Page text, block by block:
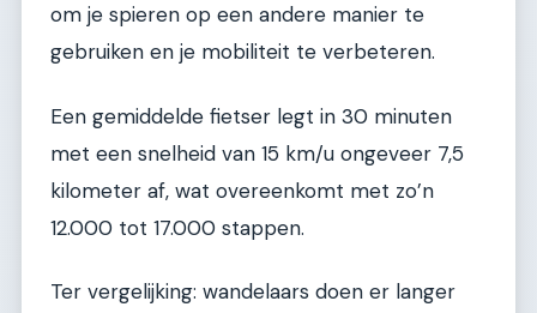
om je spieren op een andere manier te
gebruiken en je mobiliteit te verbeteren.
Een gemiddelde fietser legt in 30 minuten
met een snelheid van 15 km/u ongeveer 7,5
kilometer af, wat overeenkomt met zo’n
12.000 tot 17.000 stappen.
Ter vergelijking: wandelaars doen er langer